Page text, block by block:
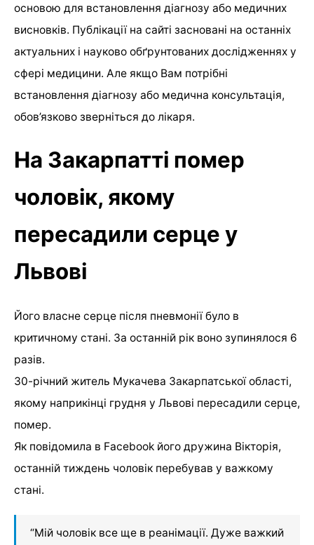
основою для встановлення діагнозу або медичних
висновків. Публікації на сайті засновані на останніх
актуальних і науково обґрунтованих дослідженнях у
сфері медицини. Але якщо Вам потрібні
встановлення діагнозу або медична консультація,
обов’язково зверніться до лікаря.
На Закарпатті помер
чоловік, якому
пересадили серце у
Львові
Його власне серце після пневмонії було в
критичному стані. За останній рік воно зупинялося 6
разів.
30-річний житель Мукачева Закарпатської області,
якому наприкінці грудня у Львові пересадили серце,
помер.
Як повідомила в Facebook його дружина Вікторія,
останній тиждень чоловік перебував у важкому
стані.
“Мій чоловік все ще в реанімації. Дуже важкий